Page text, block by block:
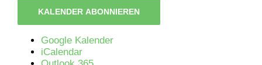
KALENDER ABONNIEREN
Google Kalender
iCalendar